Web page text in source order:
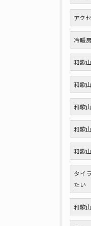
アク
冷暖
和歌
和歌
和歌
和歌
和歌
タイ
たい
和歌